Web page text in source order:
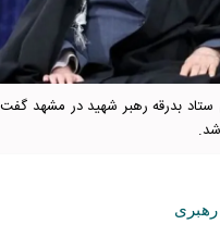
ستاد بدرقه رهبر شهید در مشهد
رهبری